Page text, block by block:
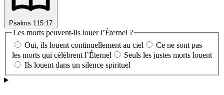
Psalms 115:17
Les morts peuvent-ils louer l’Éternel ?
Oui, ils louent continuellement au ciel
Ce ne sont pas
les morts qui célèbrent l’Éternel
Seuls les justes morts louent
Ils louent dans un silence spirituel